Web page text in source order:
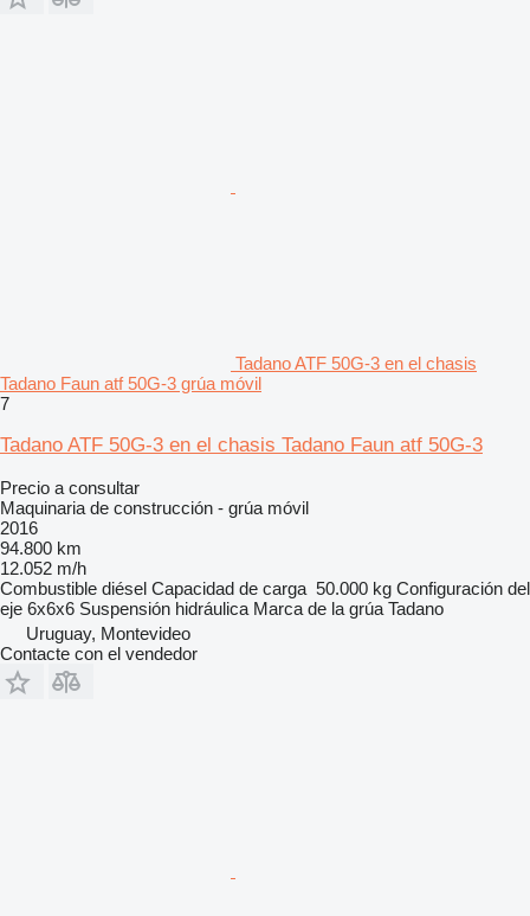
Tadano ATF 50G-3 en el chasis
Tadano Faun atf 50G-3 grúa móvil
7
Tadano ATF 50G-3 en el chasis Tadano Faun atf 50G-3
Precio a consultar
Maquinaria de construcción - grúa móvil
2016
94.800 km
12.052 m/h
Combustible diésel Capacidad de carga 50.000 kg Configuración del
eje 6x6x6 Suspensión hidráulica Marca de la grúa Tadano
Uruguay, Montevideo
Contacte con el vendedor